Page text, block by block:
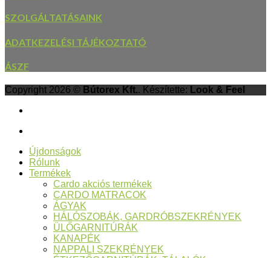
SZOLGÁLTATÁSAINK
ADATKEZELÉSI TÁJÉKOZTATÓ
ÁSZF
Copyright 2026 © Bútorex Kft.. Készítette: Look & Feel
Újdonságok
Rólunk
Termékek
Cardo akciós termékek
CARDO MATRACOK
ÁGYAK
HÁLÓSZOBÁK, GARDRÓBSZEKRÉNYEK
ÜLŐGARNITÚRÁK
KANAPÉK
NAPPALI SZEKRÉNYEK